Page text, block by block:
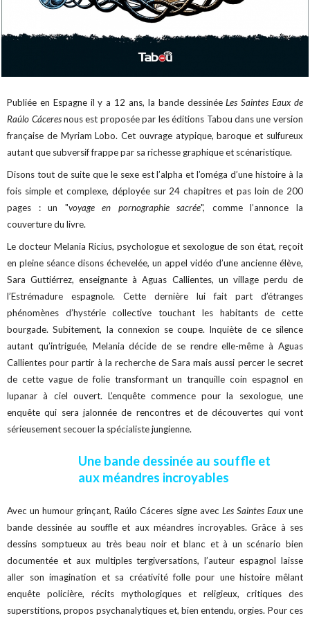
Publiée en Espagne il y a 12 ans, la bande dessinéeLes Saintes Eaux de
Raúlo Cáceresnous est proposée par les éditions Tabou dans une version
française de Myriam Lobo. Cet ouvrage atypique, baroque et sulfureux
autant que subversif frappe par sa richesse graphique et scénaristique.
Disons tout de suite que le sexe est l’alpha et l’oméga d’une histoire à la
fois simple et complexe, déployée sur 24 chapitres et pas loin de 200
pages : un "voyage en pornographie sacrée", comme l’annonce la
couverture du livre.
Le docteur Melania Ricius, psychologue et sexologue de son état, reçoit
en pleine séance disons échevelée, un appel vidéo d’une ancienne élève,
Sara Guttiérrez, enseignante à Aguas Callientes, un village perdu de
l’Estrémadure espagnole. Cette dernière lui fait part d’étranges
phénomènes d’hystérie collective touchant les habitants de cette
bourgade. Subitement, la connexion se coupe. Inquiète de ce silence
autant qu’intriguée, Melania décide de se rendre elle-même à Aguas
Callientes pour partir à la recherche de Sara mais aussi percer le secret
de cette vague de folie transformant un tranquille coin espagnol en
lupanar à ciel ouvert. L’enquête commence pour la sexologue, une
enquête qui sera jalonnée de rencontres et de découvertes qui vont
sérieusement secouer la spécialiste jungienne.
Une bande dessinée au souffle et
aux méandres incroyables
Avec un humour grinçant, Raúlo Cáceres signe avec Les Saintes Eauxune
bande dessinée au souffle et aux méandres incroyables. Grâce à ses
dessins somptueux au très beau noir et blanc et à un scénario bien
documentée et aux multiples tergiversations, l’auteur espagnol laisse
aller son imagination et sa créativité folle pour une histoire mêlant
enquête policière, récits mythologiques et religieux, critiques des
superstitions, propos psychanalytiques et, bien entendu, orgies. Pour ces